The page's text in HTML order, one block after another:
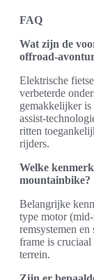
FAQ
Wat zijn de
offroad-
Elektrische
verbeterde
gemakkelijker
assist-
ritten
rijders.
Welke
mountainbike?
Belangrijke
type motor
remsystemen
frame is
terrein.